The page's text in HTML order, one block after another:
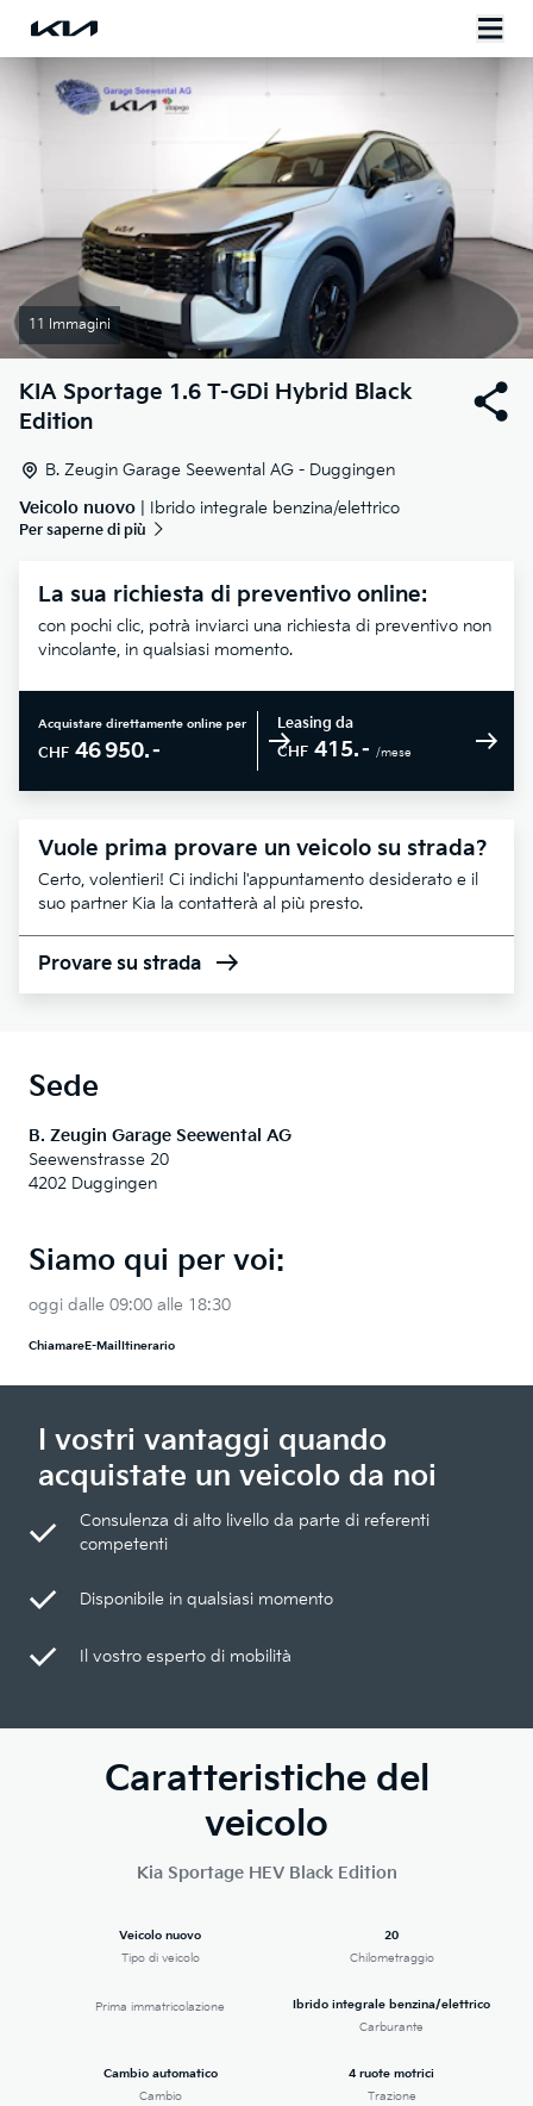
11 Immagini
KIA Sportage 1.6 T-GDi Hybrid Black
Edition
B. Zeugin Garage Seewental AG - Duggingen
Veicolo nuovo | Ibrido integrale benzina/elettrico
Per saperne di più
La sua richiesta di preventivo online:
con pochi clic, potrà inviarci una richiesta di preventivo non
vincolante, in qualsiasi momento.
Acquistare direttamente online per
CHF 46 950.–
Leasing da
CHF 415.– /mese
Vuole prima provare un veicolo su strada?
Certo, volentieri! Ci indichi l'appuntamento desiderato e il
suo partner Kia la contatterà al più presto.
Provare su strada
Sede
B. Zeugin Garage Seewental AG
Seewenstrasse 20
4202 Duggingen
Siamo qui per voi:
oggi dalle 09:00 alle 18:30
ChiamareE-Mail Itinerario
I vostri vantaggi quando
acquistate un veicolo da noi
Consulenza di alto livello da parte di referenti
competenti
Disponibile in qualsiasi momento
Il vostro esperto di mobilità
Caratteristiche del
veicolo
Kia Sportage HEV Black Edition
Veicolo nuovo
Tipo di veicolo
20
Chilometraggio
Prima immatricolazione
Ibrido integrale benzina/elettrico
Carburante
Cambio automatico
Cambio
4 ruote motrici
Trazione